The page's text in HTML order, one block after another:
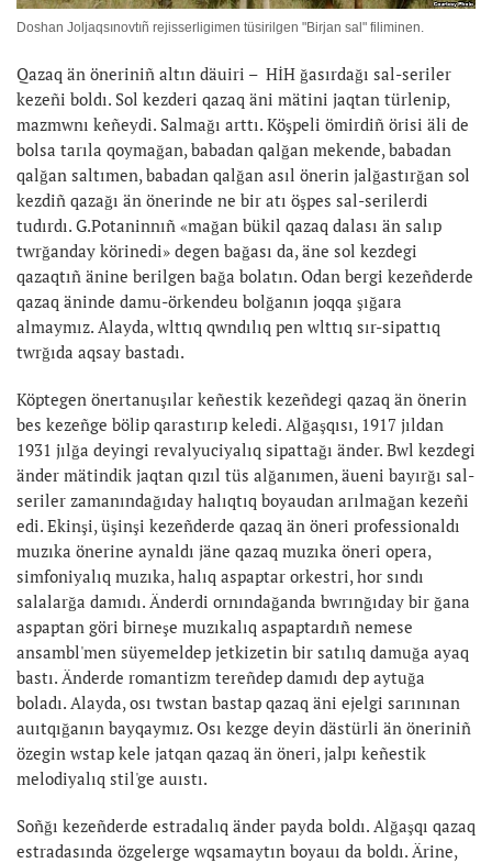
Doshan Joljaqsınovtıñ rejisserligimen tüsirilgen "Birjan sal" filiminen.
Qazaq än öneriniñ altın däuiri – HİH ğasırdağı sal-seriler
kezeñi boldı. Sol kezderi qazaq äni mätini jaqtan türlenip,
mazmwnı keñeydi. Salmağı arttı. Köşpeli ömirdiñ örisi äli de
bolsa tarıla qoymağan, babadan qalğan mekende, babadan
qalğan saltımen, babadan qalğan asıl önerin jalğastırğan sol
kezdiñ qazağı än önerinde ne bir atı öşpes sal-serilerdi
tudırdı. G.Potaninnıñ «mağan bükil qazaq dalası än salıp
twrğanday körinedi» degen bağası da, äne sol kezdegi
qazaqtıñ änine berilgen bağa bolatın. Odan bergi kezeñderde
qazaq äninde damu-örkendeu bolğanın joqqa şığara
almaymız. Alayda, wlttıq qwndılıq pen wlttıq sır-sipattıq
twrğıda aqsay bastadı.
Köptegen önertanuşılar keñestik kezeñdegi qazaq än önerin
bes kezeñge bölip qarastırıp keledi. Alğaşqısı, 1917 jıldan
1931 jılğa deyingi revalyuciyalıq sipattağı änder. Bwl kezdegi
änder mätindik jaqtan qızıl tüs alğanımen, äueni bayırğı sal-
seriler zamanındağıday halıqtıq boyaudan arılmağan kezeñi
edi. Ekinşi, üşinşi kezeñderde qazaq än öneri professionaldı
muzıka önerine aynaldı jäne qazaq muzıka öneri opera,
simfoniyalıq muzıka, halıq aspaptar orkestri, hor sındı
salalarğa damıdı. Änderdi ornındağanda bwrınğıday bir ğana
aspaptan göri birneşe muzıkalıq aspaptardıñ nemese
ansambl'men süyemeldep jetkizetin bir satılıq damuğa ayaq
bastı. Änderde romantizm tereñdep damıdı dep aytuğa
boladı. Alayda, osı twstan bastap qazaq äni ejelgi sarınınan
auıtqığanın bayqaymız. Osı kezge deyin dästürli än öneriniñ
özegin wstap kele jatqan qazaq än öneri, jalpı keñestik
melodiyalıq stil'ge auıstı.
Soñğı kezeñderde estradalıq änder payda boldı. Alğaşqı qazaq
estradasında özgelerge wqsamaytın boyauı da boldı. Ärine,